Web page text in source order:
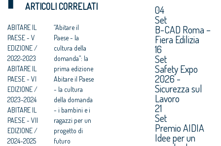
ARTICOLI CORRELATI
ABITARE IL
PAESE - V
EDIZIONE /
2022-2023
ABITARE IL
PAESE - VI
EDIZIONE /
2023-2024
ABITARE IL
PAESE - VII
EDIZIONE /
2024-2025
“Abitare il
Paese - la
cultura della
domanda”: la
prima edizione
Abitare il Paese
- la cultura
della domanda
- i bambini e i
ragazzi per un
progetto di
futuro
04
Set
B-CAD Roma –
Fiera Edilizia
16
Set
Safety Expo
2026 -
Sicurezza sul
Lavoro
21
Set
Premio AIDIA
Idee per un